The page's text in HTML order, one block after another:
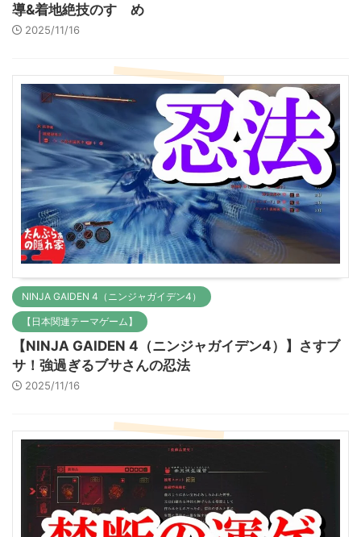
導&着地絶技のすゝめ
2025/11/16
NINJA GAIDEN 4（ニンジャガイデン4）
【日本関連テーマゲーム】
【NINJA GAIDEN 4（ニンジャガイデン4）】さすブ
サ！強過ぎるブサさんの忍法
2025/11/16